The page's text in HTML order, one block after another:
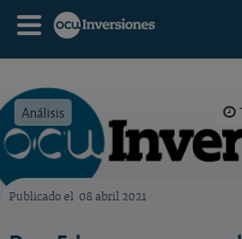
Análisis
Publicado el 08 abril 2021